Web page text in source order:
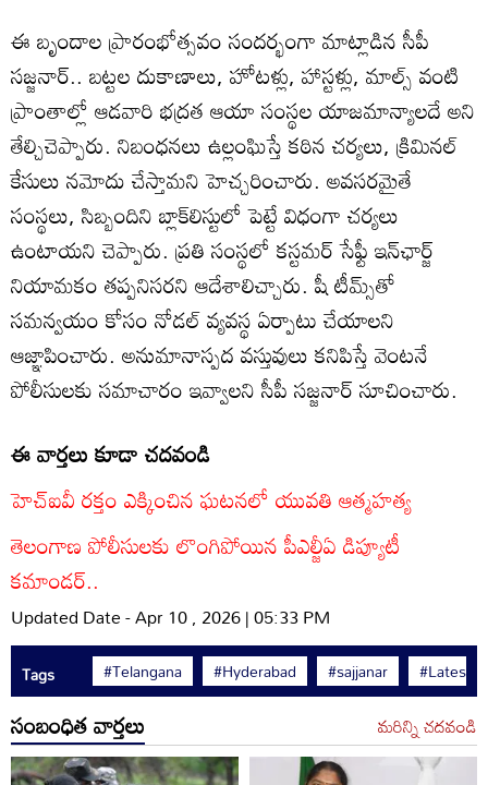
ఈ బృందాల ప్రారంభోత్సవం సందర్భంగా మాట్లాడిన సీపీ
సజ్జనార్.. బట్టల దుకాణాలు, హోటళ్లు, హాస్టళ్లు, మాల్స్ వంటి
ప్రాంతాల్లో ఆడవారి భద్రత ఆయా సంస్థల యాజమాన్యాలదే అని
తేల్చిచెప్పారు. నిబంధనలు ఉల్లంఘిస్తే కఠిన చర్యలు, క్రిమినల్
కేసులు నమోదు చేస్తామని హెచ్చరించారు. అవసరమైతే
సంస్థలు, సిబ్బందిని బ్లాక్‌లిస్టులో పెట్టే విధంగా చర్యలు
ఉంటాయని చెప్పారు. ప్రతి సంస్థలో కస్టమర్ సేఫ్టీ ఇన్‌ఛార్జ్
నియామకం తప్పనిసరని ఆదేశాలిచ్చారు. షీ టీమ్స్‌తో
సమన్వయం కోసం నోడల్ వ్యవస్థ ఏర్పాటు చేయాలని
ఆజ్ఞాపించారు. అనుమానాస్పద వస్తువులు కనిపిస్తే వెంటనే
పోలీసులకు సమాచారం ఇవ్వాలని సీపీ సజ్జనార్ సూచించారు.
ఈ వార్తలు కూడా చదవండి
హెచ్ఐవీ రక్తం ఎక్కించిన ఘటనలో యువతి ఆత్మహత్య
తెలంగాణ పోలీసులకు లొంగిపోయిన పీఎల్జీఏ డిప్యూటీ
కమాండర్..
Updated Date - Apr 10 , 2026 | 05:33 PM
Tags #Telangana #Hyderabad #sajjanar #Latest
సంబంధిత వార్తలు మరిన్ని చదవండి